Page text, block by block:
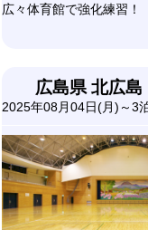
広々体育館で強化練習！
広島県 北広島
2025年08月04日(月)～3